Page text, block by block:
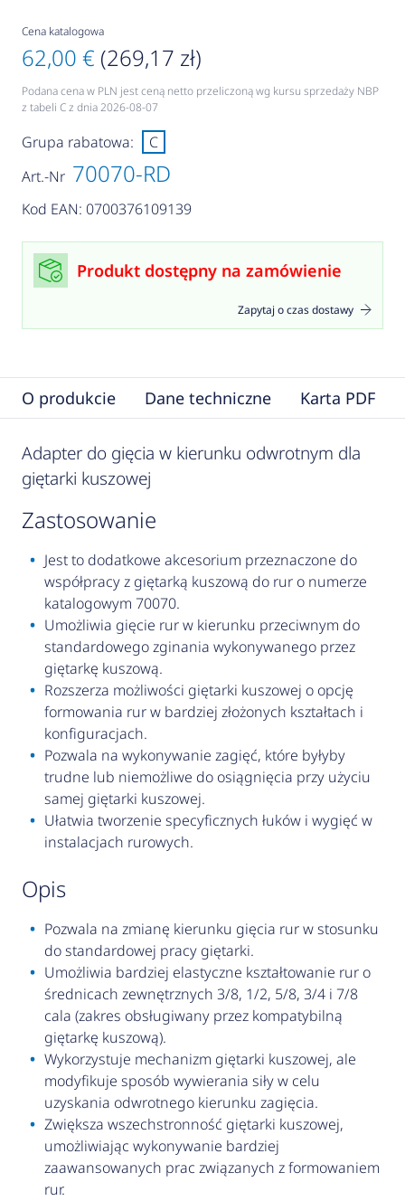
Cena katalogowa
62,00 € (269,17 zł)
Podana cena w PLN jest ceną netto przeliczoną wg kursu sprzedaży NBP
z tabeli C z dnia 2026-08-07
Art.-Nr 70070-RD
Kod EAN: 0700376109139
Grupa rabatowa: C
Produkt dostępny na zamówienie
Zapytaj o czas dostawy
O produkcie Dane techniczne Karta PDF
Adapter do gięcia w kierunku odwrotnym dla
giętarki kuszowej
zastosowanie
Jest to dodatkowe akcesorium przeznaczone do
współpracy z giętarką kuszową do rur o numerze
katalogowym 70070.
Umożliwia gięcie rur w kierunku przeciwnym do
standardowego zginania wykonywanego przez
giętarkę kuszową.
Rozszerza możliwości giętarki kuszowej o opcję
formowania rur w bardziej złożonych kształtach i
konfiguracjach.
Pozwala na wykonywanie zagięć, które byłyby
trudne lub niemożliwe do osiągnięcia przy użyciu
samej giętarki kuszowej.
Ułatwia tworzenie specyficznych łuków i wygięć w
instalacjach rurowych.
opis
Pozwala na zmianę kierunku gięcia rur w stosunku
do standardowej pracy giętarki.
Umożliwia bardziej elastyczne kształtowanie rur o
średnicach zewnętrznych 3/8, 1/2, 5/8, 3/4 i 7/8
cala (zakres obsługiwany przez kompatybilną
giętarkę kuszową).
Wykorzystuje mechanizm giętarki kuszowej, ale
modyfikuje sposób wywierania siły w celu
uzyskania odwrotnego kierunku zagięcia.
Zwiększa wszechstronność giętarki kuszowej,
umożliwiając wykonywanie bardziej
zaawansowanych prac związanych z formowaniem
rur.